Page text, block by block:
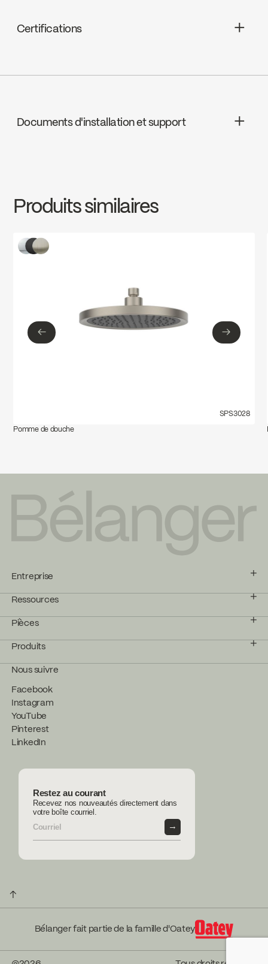
pluie
Certifications
Documents d'installation et support
Download ↘
Produits similaires
← →
SPS3028
Pomme de douche
Entreprise
Ressources
Pièces
Produits
Nous suivre
Facebook
Instagram
YouTube
Pinterest
LinkedIn
Restez au courant
Recevez nos nouveautés directement dans
votre boîte courriel.
→
↑
Bélanger fait partie de la famille d'Oatey